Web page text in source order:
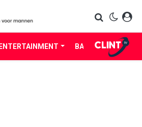
ENTERTAINMENT BABES LIFE